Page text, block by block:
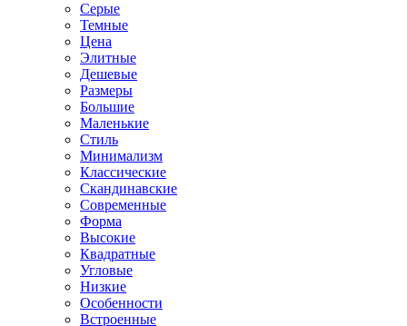
Серые
Темные
Цена
Элитные
Дешевые
Размеры
Большие
Маленькие
Стиль
Минимализм
Классические
Скандинавские
Современные
Форма
Высокие
Квадратные
Угловые
Низкие
Особенности
Встроенные